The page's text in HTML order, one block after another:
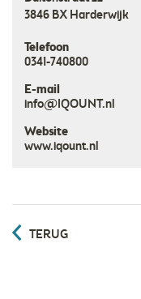
3846 BX Harderwijk
Telefoon
0341-740800
E-mail
info@IQOUNT.nl
Website
www.iqount.nl
TERUG